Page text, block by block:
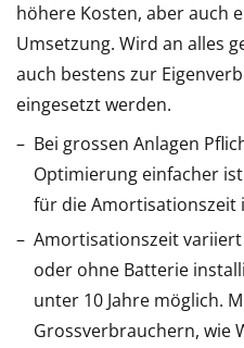
höhere Kosten, aber auch
Umsetzung. Wird an alles
auch bestens zur
eingesetzt werden.
Bei grossen Anlagen
Optimierung einfacher
für die Amortisationszeit
Amortisationszeit
oder ohne Batterie
unter 10 Jahre möglich.
Grossverbrauchern, wie